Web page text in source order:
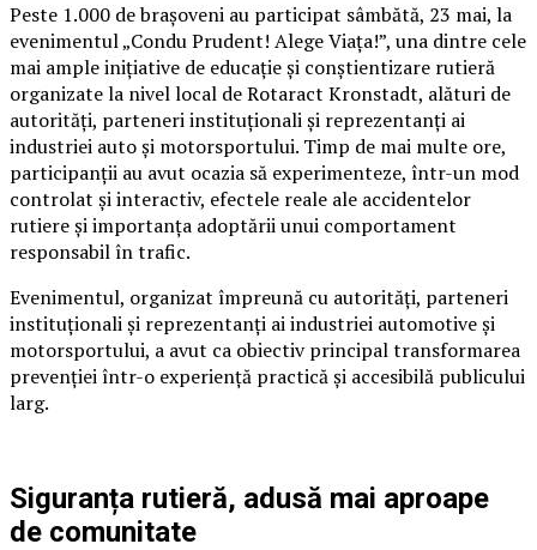
Peste 1.000 de brașoveni au participat sâmbătă, 23 mai, la
evenimentul „Condu Prudent! Alege Viața!”, una dintre cele
mai ample inițiative de educație și conștientizare rutieră
organizate la nivel local de Rotaract Kronstadt, alături de
autorități, parteneri instituționali și reprezentanți ai
industriei auto și motorsportului. Timp de mai multe ore,
participanții au avut ocazia să experimenteze, într-un mod
controlat și interactiv, efectele reale ale accidentelor
rutiere și importanța adoptării unui comportament
responsabil în trafic.
Evenimentul, organizat împreună cu autorități, parteneri
instituționali și reprezentanți ai industriei automotive și
motorsportului, a avut ca obiectiv principal transformarea
prevenției într-o experiență practică și accesibilă publicului
larg.
Siguranța rutieră, adusă mai aproape
de comunitate